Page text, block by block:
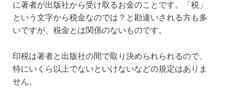
に著者が出版社から受け取るお金のことです。「税」
という文字から税金なのでは？と勘違いされる方も多
いですが、税金とは関係のないものです。
印税は著者と出版社の間で取り決められられるので、
特にいくら以上でないといけないなどの規定はありま
せん。